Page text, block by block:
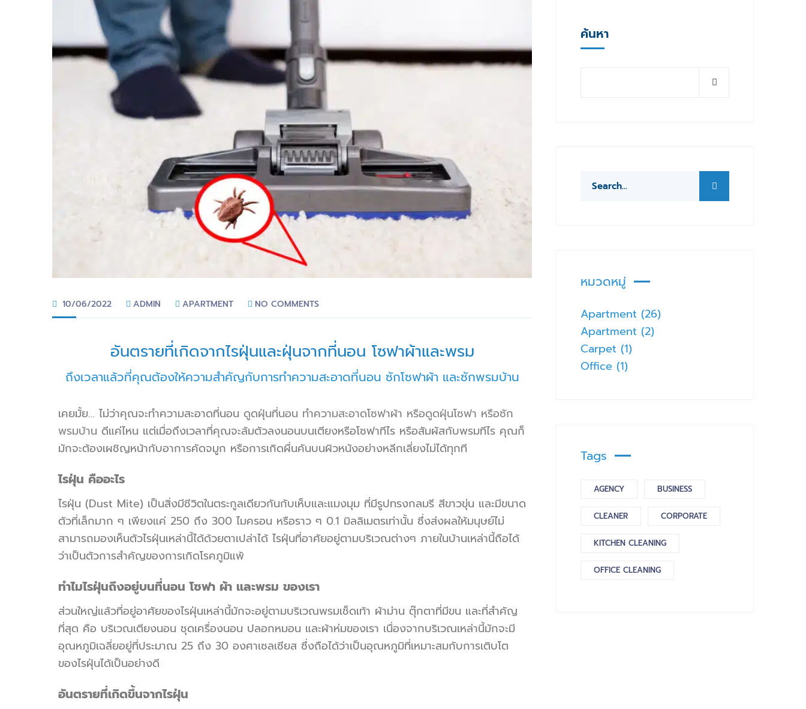
10/06/2022 ADMIN APARTMENT NO COMMENTS
อันตรายที่เกิดจากไรฝุ่นและฝุ่นจากที่นอน โซฟาผ้าและพรม
ถึงเวลาแล้วที่คุณต้องให้ความสำคัญกับการทำความสะอาดที่นอน ซักโซฟาผ้า และซักพรมบ้าน
เคยมั้ย… ไม่ว่าคุณจะทำความสะอาดที่นอน ดูดฝุ่นที่นอน ทำความสะอาดโซฟาผ้า หรือดูดฝุ่นโซฟา หรือซัก
พรมบ้าน ดีแค่ไหน แต่เมื่อถึงเวลาที่คุณจะล้มตัวลงนอนบนเตียงหรือโซฟาทีไร หรือสัมผัสกับพรมทีไร คุณก็
มักจะต้องเผชิญหน้ากับอาการคัดจมูก หรือการเกิดผื่นคันบนผิวหนังอย่างหลีกเลี่ยงไม่ได้ทุกที
ไรฝุ่น คืออะไร
ไรฝุ่น (Dust Mite) เป็นสิ่งมีชีวิตในตระกูลเดียวกันกับเห็บและแมงมุม ที่มีรูปทรงกลมรี สีขาวขุ่น และมีขนาด
ตัวที่เล็กมาก ๆ เพียงแค่ 250 ถึง 300 ไมครอน หรือราว ๆ 0.1 มิลลิเมตรเท่านั้น ซึ่งส่งผลให้มนุษย์ไม่
สามารถมองเห็นตัวไรฝุ่นเหล่านี้ได้ด้วยตาเปล่าได้ ไรฝุ่นที่อาศัยอยู่ตามบริเวณต่างๆ ภายในบ้านเหล่านี้ถือได้
ว่าเป็นตัวการสำคัญของการเกิดโรคภูมิแพ้
ทำไมไรฝุ่นถึงอยู่บนที่นอน โซฟา ผ้า และพรม ของเรา
ส่วนใหญ่แล้วที่อยู่อาศัยของไรฝุ่นเหล่านี้มักจะอยู่ตามบริเวณพรมเช็ดเท้า ผ้าม่าน ตุ๊กตาที่มีขน และที่สำคัญ
ที่สุด คือ บริเวณเตียงนอน ชุดเครื่องนอน ปลอกหมอน และผ้าห่มของเรา เนื่องจากบริเวณเหล่านี้มักจะมี
อุณหภูมิเฉลี่ยอยู่ที่ประมาณ 25 ถึง 30 องศาเซลเซียส ซึ่งถือได้ว่าเป็นอุณหภูมิที่เหมาะสมกับการเติบโต
ของไรฝุ่นได้เป็นอย่างดี
อันตรายที่เกิดขึ้นจากไรฝุ่น
ค้นหา
หมวดหมู่
Apartment (26)
Apartment (2)
Carpet (1)
Office (1)
Tags
AGENCY BUSINESS
CLEANER CORPORATE
KITCHEN CLEANING
OFFICE CLEANING